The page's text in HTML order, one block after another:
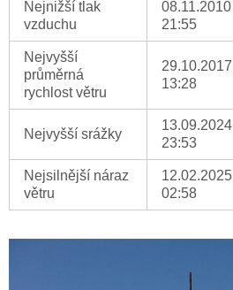
Nejnižší tlak
vzduchu
08.11.2010
21:55
Nejvyšší
průměrná
rychlost větru
29.10.2017
13:28
Nejvyšší srážky
13.09.2024
23:53
Nejsilnější náraz
větru
12.02.2025
02:58